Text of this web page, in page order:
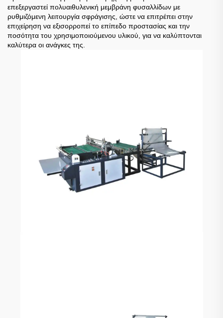
επεξεργαστεί πολυαιθυλενική μεμβράνη φυσαλλίδων με
ρυθμιζόμενη λειτουργία σφράγισης, ώστε να επιτρέπει στην
επιχείρηση να εξισορροπεί το επίπεδο προστασίας και την
ποσότητα του χρησιμοποιούμενου υλικού, για να καλύπτονται
καλύτερα οι ανάγκες της.